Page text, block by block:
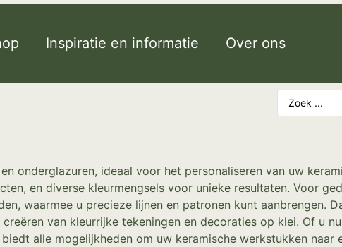
Inspiratie en informatie Over ons
onderglazuren, ideaal voor het personaliseren van uw
en diverse kleurmengsels voor unieke resultaten. Voor
waarmee u precieze lijnen en patronen kunt aanbrengen.
van kleurrijke tekeningen en decoraties op klei. Of u
alle mogelijkheden om uw keramische werkstukken naar